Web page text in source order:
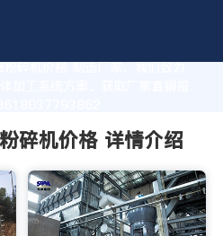
碎机价格 制造厂家，我们致力
加工系统方案。获取厂家直销报
碎机价格 详情介绍